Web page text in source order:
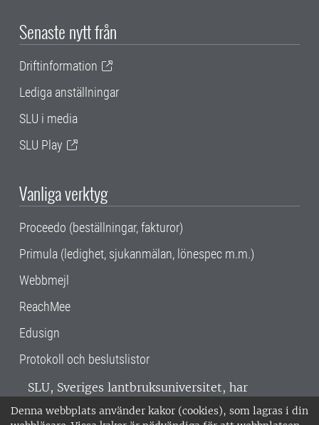
Denna webbplats använder kakor (cookies), som lagras i din
Senaste nytt från
Driftinformation
Lediga anställningar
SLU i media
SLU Play
Vanliga verktyg
Proceedo (beställningar, fakturor)
Primula (ledighet, sjukanmälan, lönespec m.m.)
Webbmejl
ReachMee
Edusign
Protokoll och beslutslistor
SLU, Sveriges lantbruksuniversitet, har
verksamhet över hela Sverige. Huvudorter är
Alnarp, Uppsala och Umeå.SLU är